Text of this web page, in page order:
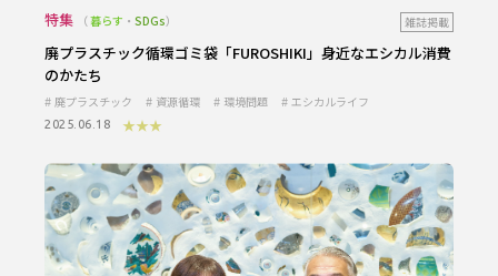
特集 暮らす ・ SDGs 雑誌掲載
廃プラスチック循環ゴミ袋「FUROSHIKI」身近なエシカル消費
のかたち
廃プラスチック 資源循環 環境問題 エシカルライフ
2025.06.18 ★★★